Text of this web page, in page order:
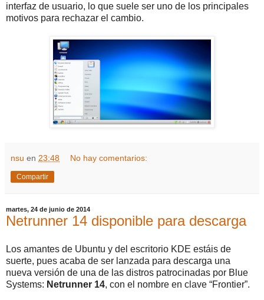
interfaz de usuario, lo que suele ser uno de los principales
motivos para rechazar el cambio.
nsu en 23:48 No hay comentarios:
Compartir
martes, 24 de junio de 2014
Netrunner 14 disponible para descarga
Los amantes de Ubuntu y del escritorio KDE estáis de
suerte, pues acaba de ser lanzada para descarga una
nueva versión de una de las distros patrocinadas por Blue
Systems: Netrunner 14, con el nombre en clave “Frontier”.